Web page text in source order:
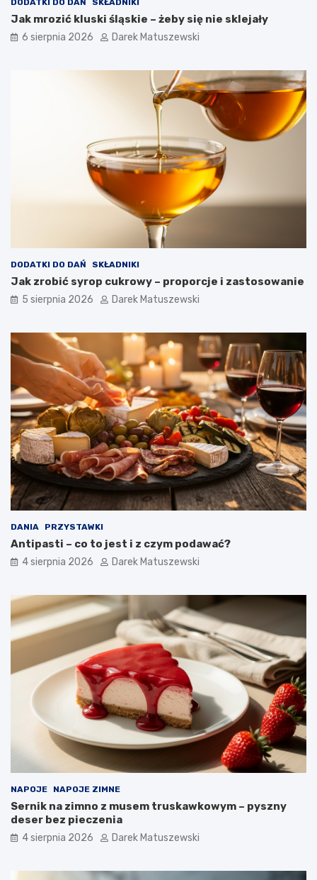
r
w
DODATKI DO DAŃ SKŁADNIKI
Jak mrozić kluski śląskie – żeby się nie sklejały
6 sierpnia 2026 Darek Matuszewski
DODATKI DO DAŃ SKŁADNIKI
Jak zrobić syrop cukrowy – proporcje i zastosowanie
5 sierpnia 2026 Darek Matuszewski
DANIA PRZYSTAWKI
Antipasti – co to jest i z czym podawać?
4 sierpnia 2026 Darek Matuszewski
NAPOJE NAPOJE ZIMNE
Sernik na zimno z musem truskawkowym – pyszny
deser bez pieczenia
4 sierpnia 2026 Darek Matuszewski